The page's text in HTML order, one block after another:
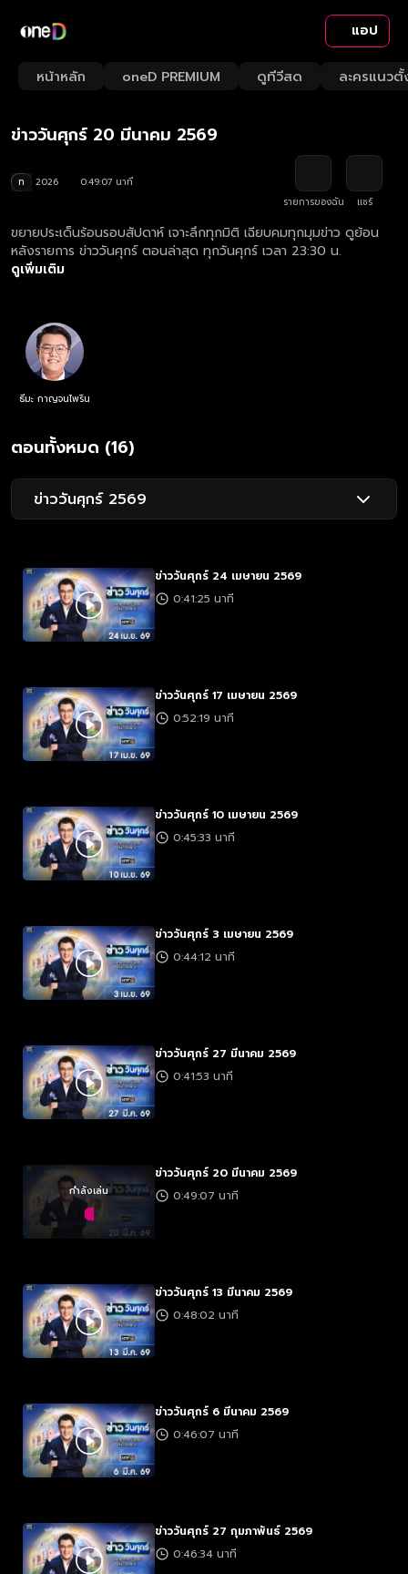
แอป
หน้าหลัก oneD PREMIUM ดูทีวีสด ละครแนวตั้
Loaded:
2.04%
Rate
ข่าววันศุกร์ 20 มีนาคม 2569
ท 2026
0:49:07 นาที
รายการของฉัน
แชร์
ขยายประเด็นร้อนรอบสัปดาห์ เจาะลึกทุกมิติ เฉียบคมทุกมุมข่าว ดูย้อน
หลังรายการ ข่าววันศุกร์ ตอนล่าสุด ทุกวันศุกร์ เวลา 23:30 น.
ดูเพิ่มเติม
ธีมะ กาญจนไพริน
ตอนทั้งหมด (16)
ข่าววันศุกร์ 2569
ข่าววันศุกร์ 24 เมษายน 2569
0:41:25 นาที
ข่าววันศุกร์ 17 เมษายน 2569
0:52:19 นาที
ข่าววันศุกร์ 10 เมษายน 2569
0:45:33 นาที
ข่าววันศุกร์ 3 เมษายน 2569
0:44:12 นาที
ข่าววันศุกร์ 27 มีนาคม 2569
0:41:53 นาที
กำลังเล่น
ข่าววันศุกร์ 20 มีนาคม 2569
0:49:07 นาที
ข่าววันศุกร์ 13 มีนาคม 2569
0:48:02 นาที
ข่าววันศุกร์ 6 มีนาคม 2569
0:46:07 นาที
ข่าววันศุกร์ 27 กุมภาพันธ์ 2569
0:46:34 นาที